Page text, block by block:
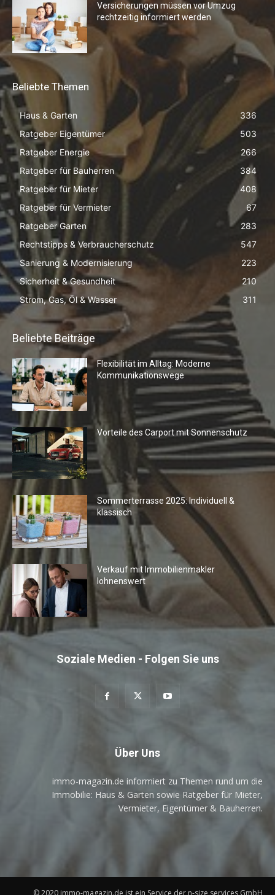
Versicherungen müssen vor Umzug
rechtzeitig informiert werden
Beliebte Themen
Haus & Garten
336
Ratgeber Eigentümer
503
Ratgeber Energie
266
Ratgeber für Bauherren
384
Ratgeber für Mieter
408
Ratgeber für Vermieter
67
Ratgeber Garten
283
Rechtstipps & Verbraucherschutz
547
Sanierung & Modernisierung
223
Sicherheit & Gesundheit
210
Strom, Gas, Öl & Wasser
311
Beliebte Beiträge
Flexibilität im Alltag: Moderne
Kommunikationswege
Vorteile des Carport mit Sonnenschutz
Sommerterrasse 2025: Individuell &
klassisch
Verkauf mit Immobilienmakler
lohnenswert
Soziale Medien - Folgen Sie uns
Über Uns
immo-magazin.de informiert zu Themen rund um die
Immobilie: Haus & Garten sowie Ratgeber für Mieter,
Vermieter, Eigentümer & Bauherren.
© 2020 immo-magazin.de ist ein Service der n-size services GmbH